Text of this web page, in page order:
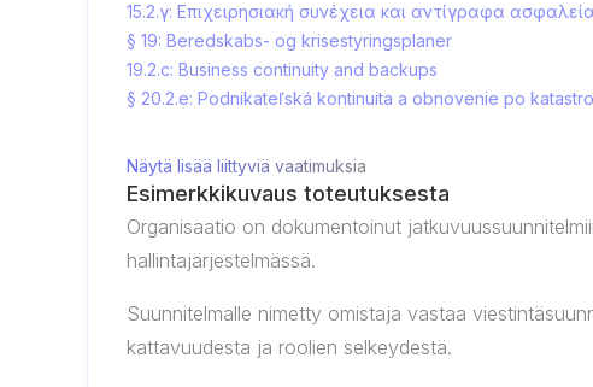
15.2.γ: Επιχειρησιακή συνέχεια και αντίγραφα
§ 19: Beredskabs- og krisestyringsplaner
19.2.c: Business continuity and backups
§ 20.2.e: Podnikateľská kontinuita a obnovenie po
Näytä lisää liittyviä vaatimuksia
Esimerkkikuvaus toteutuksesta
Organisaatio on dokumentoinut
hallintajärjestelmässä.
Suunnitelmalle nimetty omistaja vastaa
kattavuudesta ja roolien selkeydestä.